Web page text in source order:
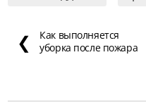
❮
Как выполняется
уборка после пожара